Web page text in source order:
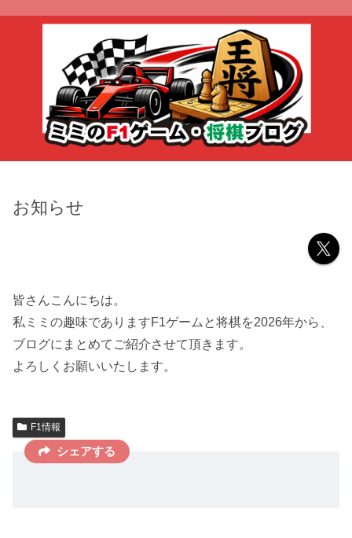
お知らせ
皆さんこんにちは。
私ミミの趣味でありますF1ゲームと将棋を2026年から、
ブログにまとめてご紹介させて頂きます。
よろしくお願いいたします。
F1情報
シェアする